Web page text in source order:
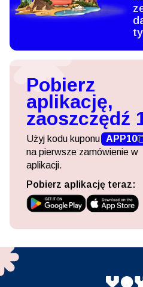
Pobierz
aplikację,
zaoszczędź
Użyj kodu kuponu APP10
na pierwsze zamówienie w
aplikacji.
Pobierz aplikację teraz: